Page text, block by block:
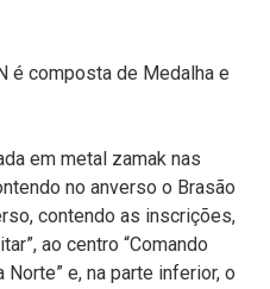
é composta de Medalha e
em metal zamak nas
no anverso o Brasão
contendo as inscrições,
ao centro “Comando
e, na parte inferior, o